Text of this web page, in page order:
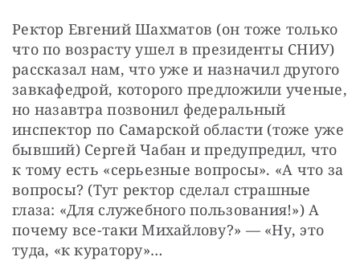
Ректор Евгений Шахматов (он тоже только
что по возрасту ушел в президенты СНИУ)
рассказал нам, что уже и назначил другого
завкафедрой, которого предложили ученые,
но назавтра позвонил федеральный
инспектор по Самарской области (тоже уже
бывший) Сергей Чабан и предупредил, что
к тому есть «серьезные вопросы». «А что за
вопросы? (Тут ректор сделал страшные
глаза: «Для служебного пользования!») А
почему все-таки Михайлову?» — «Ну, это
туда, «к куратору»…